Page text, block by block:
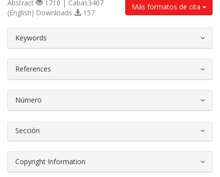
Más formatos de cita
Abstract
1710 | Cabas3407
(English) Downloads
157
Keywords
References
Número
Sección
Copyright Information